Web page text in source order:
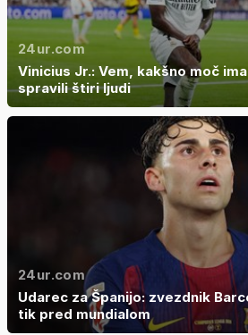
24ur.com
Vinicius Jr.: Vem, kakšno moč
spravili štiri ljudi
24ur.com
Udarec za Španijo: zvezdnik
tik pred mundialom